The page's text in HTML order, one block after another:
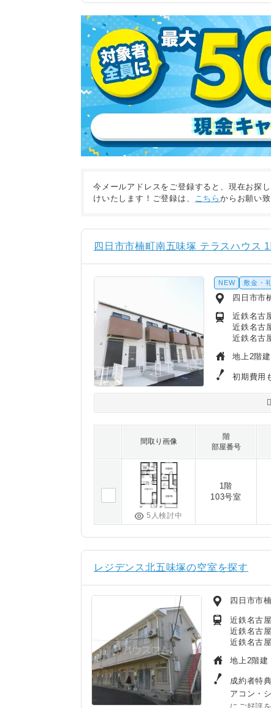
今メールアドレスをご登録すると、現在お探
けいたします！ご登録は、 こちらからお願い致
四日市市楠町南五味塚 テラスハウス
NEW 敷金・
四日市市
近鉄名古
近鉄名古
近鉄名古
地上2階
初期費用
間取り画像
階
部屋番号
5人検討中
1階
103号室
レジデンス北五味塚の空室を探す
四日市市
近鉄名古
近鉄名古
近鉄名古
地上2階建
成約者特
アコン・